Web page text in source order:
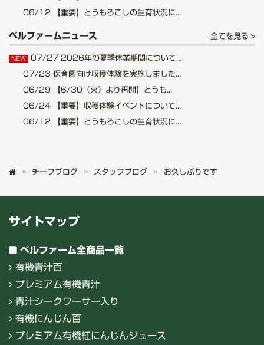
06/12 【重要】とうもろこしの生育状況に...
ベルファームニュース 全てを見る
NEW 07/27 2026年の夏季休業期間について...
07/23 保育園向け収穫体験を実施しました...
06/29 【6/30（火）より再開】とうも...
06/24 【重要】収穫体験イベントについて...
06/12 【重要】とうもろこしの生育状況に...
チーフブログ スタッフブログ お久しぶりです
サイトマップ
ベルファーム全商品一覧
有機青汁百
プレミアム有機青汁
青汁シークワーサー入り
有機にんじん百
プレミアム有機紅にんじんジュース